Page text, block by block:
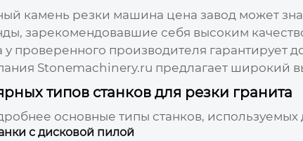
камень резки машина цена завод может
зарекомендовавшие себя высоким
у проверенного производителя
Stonemachinery.ru предлагает широкий
типов станков для резки гранита
основные типы станков, используемых
с дисковой пилой